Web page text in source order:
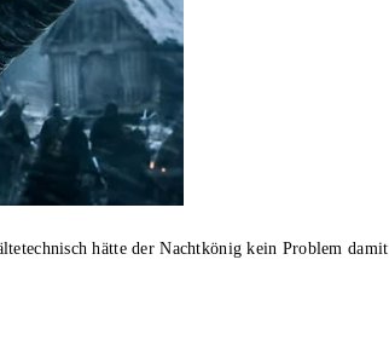
hätte der Nachtkönig kein Problem damit